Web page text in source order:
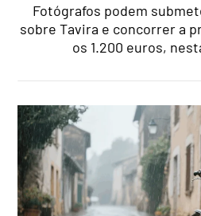
Fotógrafos podem
sobre Tavira e concorrer a
os 1.200 euros,